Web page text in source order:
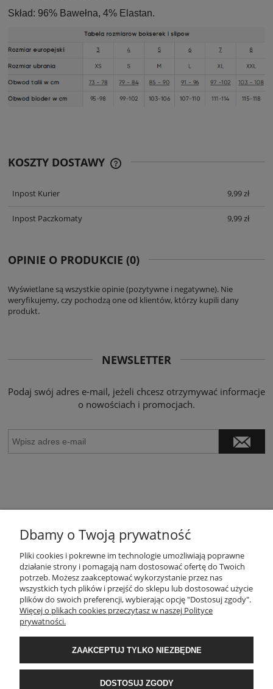
Skład: 96% Bawełna, 4% Elastan.
KOSZTY DOSTAWY
Inpost Kurier
9,99 zł
Inpost Paczkomaty 9,99 zł
OPINIE O PRODUKCIE (0)
Wyświetlane są wszystkie opinie (pozytywne i negatywne). Nie
weryfikujemy, czy pochodzą one od klientów, którzy kupili dany
produkt.
NEWSLETTER
Podaj swój adres e-mail, jeżeli chcesz otrzymywać informacje
o nowościach i promocjach.
POMOC
MOJE KONTO
INFORMACJE
Dbamy o Twoją prywatność
Pliki cookies i pokrewne im technologie umożliwiają poprawne
działanie strony i pomagają nam dostosować ofertę do Twoich
potrzeb. Możesz zaakceptować wykorzystanie przez nas
wszystkich tych plików i przejść do sklepu lub dostosować użycie
plików do swoich preferencji, wybierając opcję "Dostosuj zgody".
Więcej o plikach cookies przeczytasz w naszej Polityce
prywatności.
ZAAKCEPTUJ TYLKO NIEZBĘDNE
DOSTOSUJ ZGODY